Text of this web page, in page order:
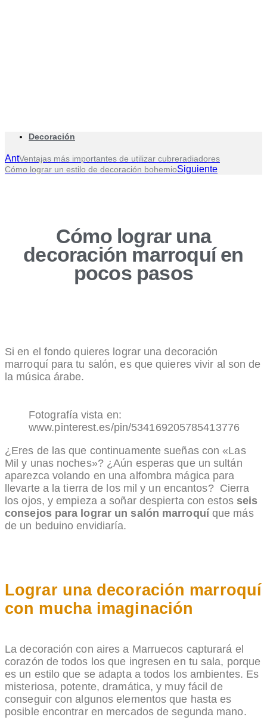
Decoración
AntVentajas más importantes de utilizar cubreradiadores
Cómo lograr un estilo de decoración bohemioSiguiente
Cómo lograr una
decoración marroquí en
pocos pasos
Si en el fondo quieres lograr una decoración
marroquí para tu salón, es que quieres vivir al son de
la música árabe.
Fotografía vista en:
www.pinterest.es/pin/534169205785413776
¿Eres de las que continuamente sueñas con «Las
Mil y unas noches»? ¿Aún esperas que un sultán
aparezca volando en una alfombra mágica para
llevarte a la tierra de los mil y un encantos? Cierra
los ojos, y empieza a soñar despierta con estos seis
consejos para lograr un salón marroquíque más
de un beduino envidiaría.
Lograr una decoración marroquí
con mucha imaginación
La decoración con aires a Marruecos capturará el
corazón de todos los que ingresen en tu sala, porque
es un estilo que se adapta a todos los ambientes. Es
misteriosa, potente, dramática, y muy fácil de
conseguir con algunos elementos que hasta es
posible encontrar en mercados de segunda mano.